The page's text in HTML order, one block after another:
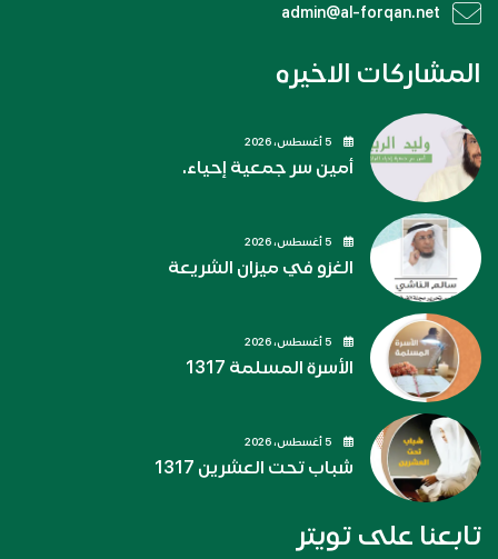
admin@al-forqan.net
المشاركات الاخيره
أمين سر جمعية إحياء.
الغزو في ميزان الشريعة
الأسرة المسلمة 1317
شباب تحت العشرين 1317
تابعنا على تويتر